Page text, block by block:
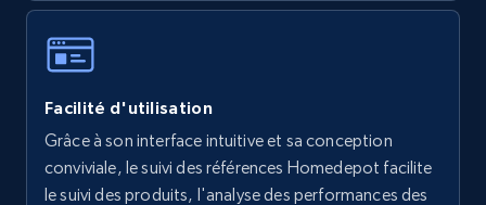
URL, Final price, Sku, Currency, Gtin,
more.
5.6K+ 875+ Commencer
Facilité d'utilisation
Grâce à son interface intuitive et sa conception
conviviale, le suivi des références Homedepot facilite
le suivi des produits, l'analyse des performances des